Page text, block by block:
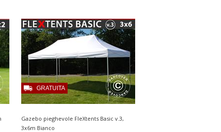
Gazebo pieghevole FleXtents Basic v.3,
3x6m Bianco
GRATUITA